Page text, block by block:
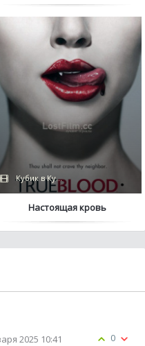
Кубик в Кубе / Дубляж / HBO
Настоящая кровь
0
2025 10:41